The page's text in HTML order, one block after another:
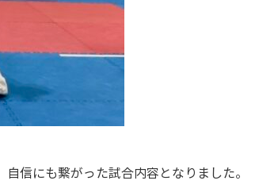
信にも繋がった試合内容となりました。